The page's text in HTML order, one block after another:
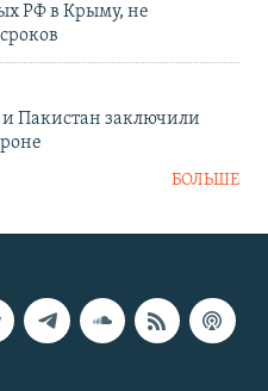
РФ в Крыму, не
Пакистан заключили
БОЛЬШЕ